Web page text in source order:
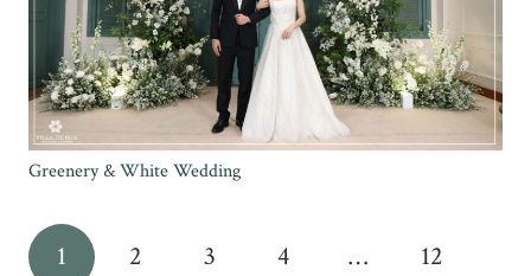
Greenery & White Wedding
1 2 3 4 … 12